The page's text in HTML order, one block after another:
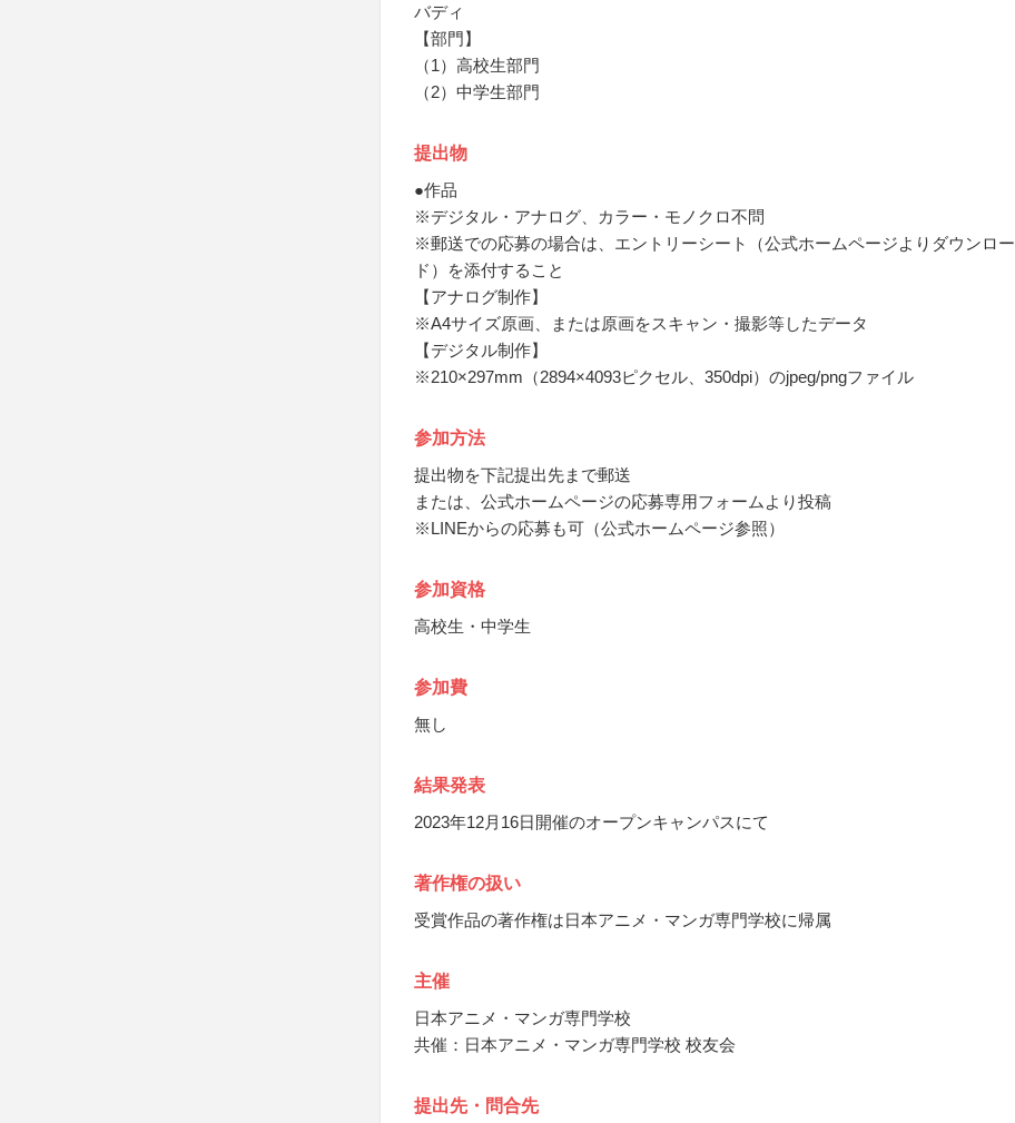
バディ
【部門】
（1）高校生部門
（2）中学生部門
提出物
●作品
※デジタル・アナログ、カラー・モノクロ不問
※郵送での応募の場合は、エントリーシート（公式ホームページよりダウンロー
ド）を添付すること
【アナログ制作】
※A4サイズ原画、または原画をスキャン・撮影等したデータ
【デジタル制作】
※210×297mm（2894×4093ピクセル、350dpi）のjpeg/pngファイル
参加方法
提出物を下記提出先まで郵送
または、公式ホームページの応募専用フォームより投稿
※LINEからの応募も可（公式ホームページ参照）
参加資格
高校生・中学生
参加費
無し
結果発表
2023年12月16日開催のオープンキャンパスにて
著作権の扱い
受賞作品の著作権は日本アニメ・マンガ専門学校に帰属
主催
日本アニメ・マンガ専門学校
共催：日本アニメ・マンガ専門学校 校友会
提出先・問合先